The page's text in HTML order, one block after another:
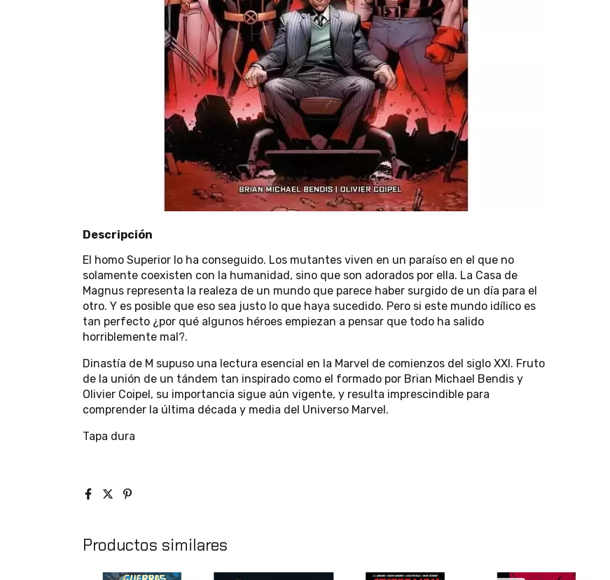
Descripción
El homo Superior lo ha conseguido. Los mutantes viven en un paraíso en el que no
solamente coexisten con la humanidad, sino que son adorados por ella. La Casa de
Magnus representa la realeza de un mundo que parece haber surgido de un día para el
otro. Y es posible que eso sea justo lo que haya sucedido. Pero si este mundo idílico es
tan perfecto ¿por qué algunos héroes empiezan a pensar que todo ha salido
horriblemente mal?.
Dinastía de M supuso una lectura esencial en la Marvel de comienzos del siglo XXI. Fruto
de la unión de un tándem tan inspirado como el formado por Brian Michael Bendis y
Olivier Coipel, su importancia sigue aún vigente, y resulta imprescindible para
comprender la última década y media del Universo Marvel.
Tapa dura
Productos similares